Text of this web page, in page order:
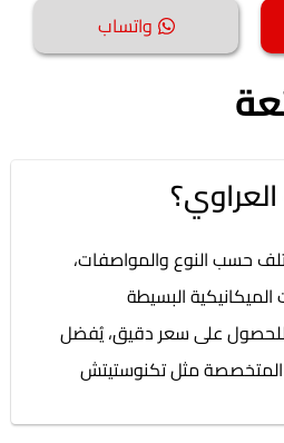
واتساب
حسب النوع والمواصفات،
الميكانيكية البسيطة
للحصول على سعر دقيق، يُفضل
المتخصصة مثل تكنوستيتش